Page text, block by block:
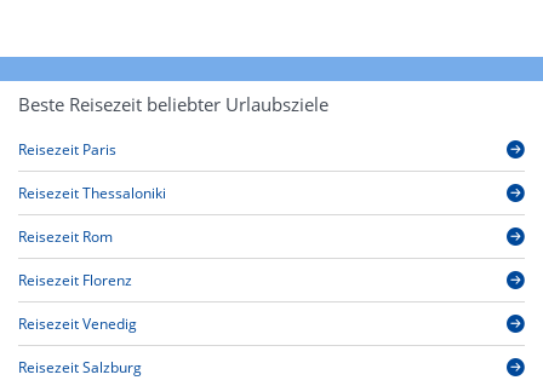
Beste Reisezeit beliebter Urlaubsziele
Reisezeit Paris
Reisezeit Thessaloniki
Reisezeit Rom
Reisezeit Florenz
Reisezeit Venedig
Reisezeit Salzburg